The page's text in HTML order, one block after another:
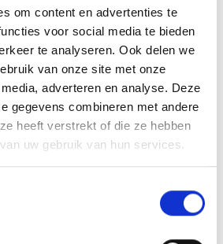
om content en advertenties te
voor social media te bieden
te analyseren. Ook delen we
van onze site met onze
adverteren en analyse. Deze
gegevens combineren met andere
heeft verstrekt of die ze hebben
uw gebruik van hun services.
kit kind
een gamma bestaande uit:
compressor, een vernevelaar-
kinderen, accessoires voor de